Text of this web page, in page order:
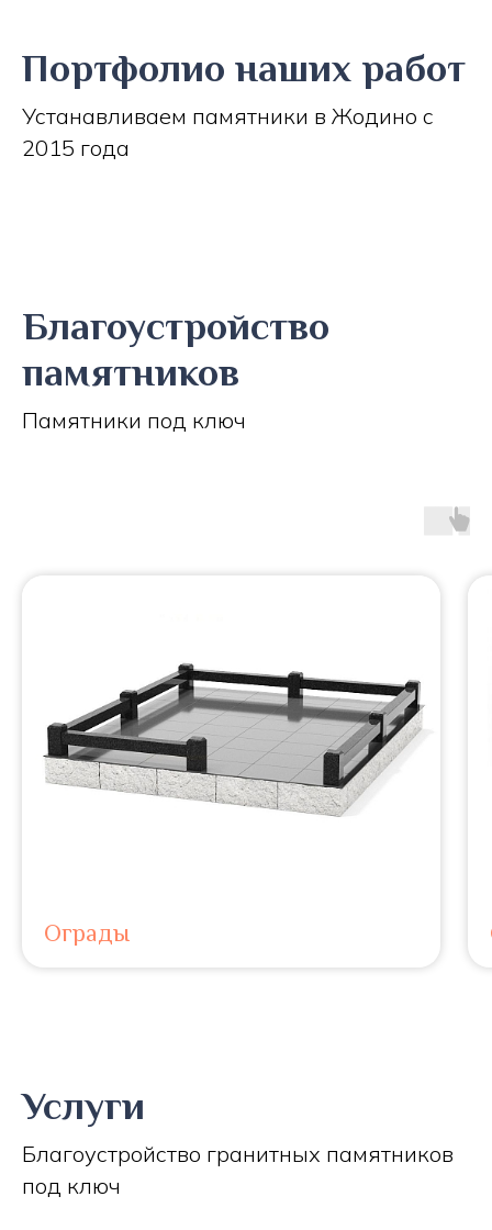
Портфолио наших работ
Устанавливаем памятники в Жодино с
2015 года
Благоустройство
памятников
Памятники под ключ
Ограды
Услуги
Благоустройство гранитных памятников
под ключ